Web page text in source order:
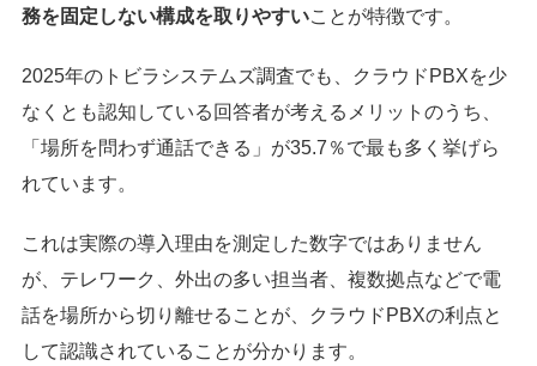
務を固定しない構成を取りやすいことが特徴です。
2025年のトビラシステムズ調査でも、クラウドPBXを少
なくとも認知している回答者が考えるメリットのうち、
「場所を問わず通話できる」が35.7％で最も多く挙げら
れています。
これは実際の導入理由を測定した数字ではありません
が、テレワーク、外出の多い担当者、複数拠点などで電
話を場所から切り離せることが、クラウドPBXの利点と
して認識されていることが分かります。